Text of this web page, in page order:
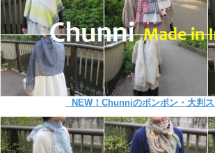
NEW！Chunniのポンポン・大判